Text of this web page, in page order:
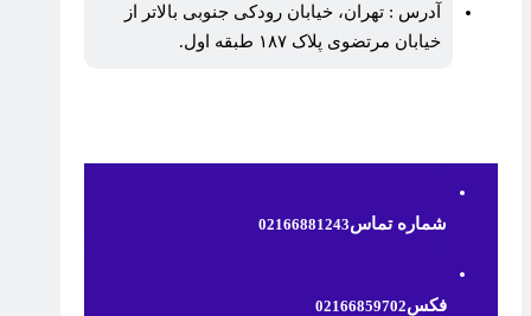
آدرس : تهران، خیابان رودکی جنوبی بالاتر از
خیابان مرتضوی پلاک ۱۸۷ طبقه اول.
شماره تماس02166881243
فکس02166859702